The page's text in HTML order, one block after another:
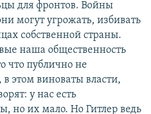
для фронтов. Войны
могут угрожать, избивать
собственной страны.
наша общественность
что публично не
этом виноваты власти,
у нас есть
но их мало. Но Гитлер ведь